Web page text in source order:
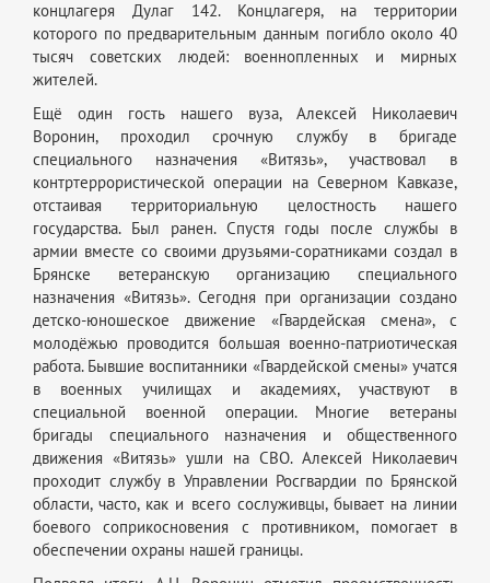
концлагеря Дулаг 142. Концлагеря, на территории
которого по предварительным данным погибло около 40
тысяч советских людей: военнопленных и мирных
жителей.
Ещё один гость нашего вуза, Алексей Николаевич
Воронин, проходил срочную службу в бригаде
специального назначения «Витязь», участвовал в
контртеррористической операции на Северном Кавказе,
отстаивая территориальную целостность нашего
государства. Был ранен. Спустя годы после службы в
армии вместе со своими друзьями-соратниками создал в
Брянске ветеранскую организацию специального
назначения «Витязь». Сегодня при организации создано
детско-юношеское движение «Гвардейская смена», с
молодёжью проводится большая военно-патриотическая
работа. Бывшие воспитанники «Гвардейской смены» учатся
в военных училищах и академиях, участвуют в
специальной военной операции. Многие ветераны
бригады специального назначения и общественного
движения «Витязь» ушли на СВО. Алексей Николаевич
проходит службу в Управлении Росгвардии по Брянской
области, часто, как и всего сослуживцы, бывает на линии
боевого соприкосновения с противником, помогает в
обеспечении охраны нашей границы.